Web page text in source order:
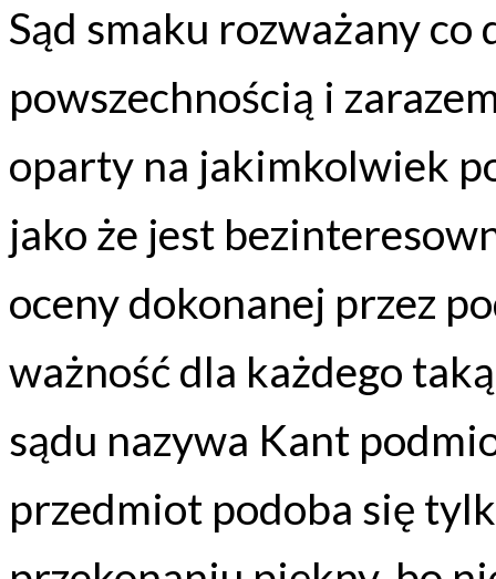
Sąd smaku rozważany
powszechnością i
oparty na jakimkolwiek
jako że jest
oceny dokonanej przez
ważność dla każdego
sądu nazywa Kant
przedmiot podoba się